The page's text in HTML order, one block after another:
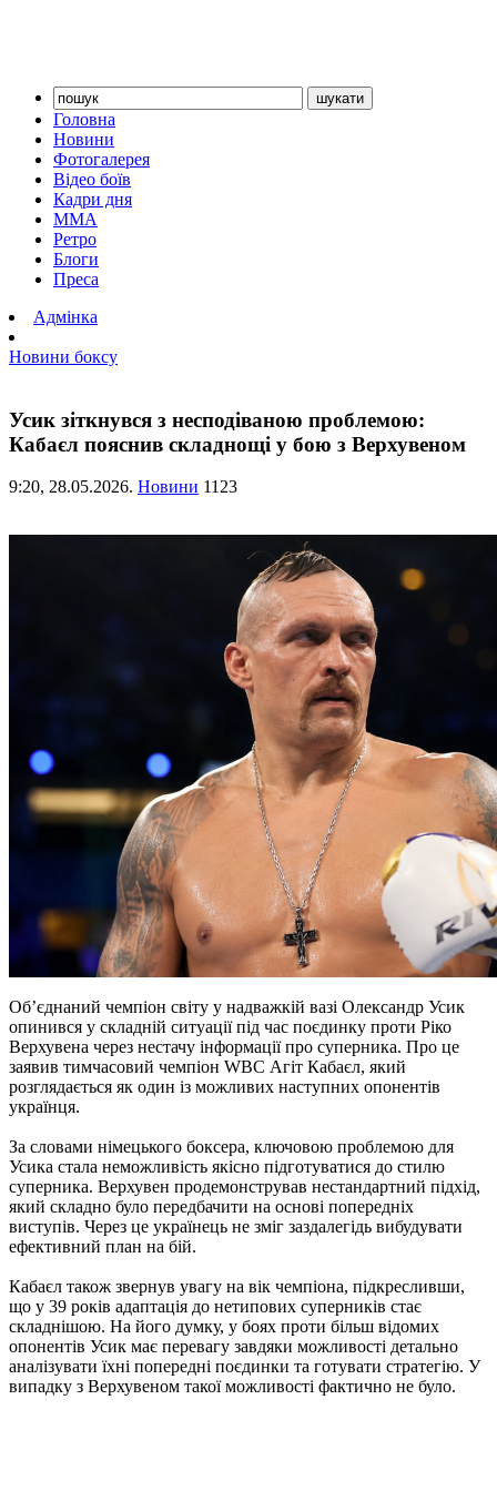
Головна
Новини
Фотогалерея
Відео боїв
Кадри дня
ММА
Ретро
Блоги
Преса
Адмінка
Новини боксу
Усик зіткнувся з несподіваною проблемою:
Кабаєл пояснив складнощі у бою з Верхувеном
9:20, 28.05.2026. Новини 1123
Об’єднаний чемпіон світу у надважкій вазі Олександр Усик
опинився у складній ситуації під час поєдинку проти Ріко
Верхувена через нестачу інформації про суперника. Про це
заявив тимчасовий чемпіон WBC Агіт Кабаєл, який
розглядається як один із можливих наступних опонентів
українця.
За словами німецького боксера, ключовою проблемою для
Усика стала неможливість якісно підготуватися до стилю
суперника. Верхувен продемонстрував нестандартний підхід,
який складно було передбачити на основі попередніх
виступів. Через це українець не зміг заздалегідь вибудувати
ефективний план на бій.
Кабаєл також звернув увагу на вік чемпіона, підкресливши,
що у 39 років адаптація до нетипових суперників стає
складнішою. На його думку, у боях проти більш відомих
опонентів Усик має перевагу завдяки можливості детально
аналізувати їхні попередні поєдинки та готувати стратегію. У
випадку з Верхувеном такої можливості фактично не було.